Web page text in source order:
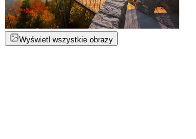
Wyświetl wszystkie obrazy